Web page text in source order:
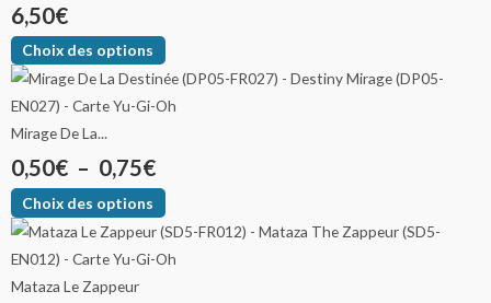
6,50€
Choix des options
Mirage De La...
0,50€ – 0,75€
Choix des options
Mataza Le Zappeur